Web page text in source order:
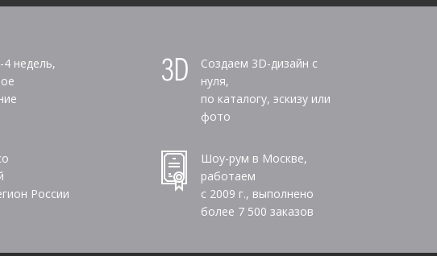
недель,
Создаем 3D-дизайн с
нуля,
по каталогу, эскизу или
фото
России
Шоу-рум в Москве,
работаем
с 2009 г., выполнено
более 7 500 заказов